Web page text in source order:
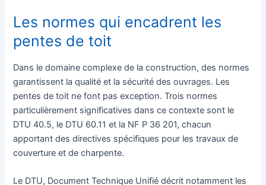
Les normes qui encadrent les
pentes de toit
Dans le domaine complexe de la construction, des normes
garantissent la qualité et la sécurité des ouvrages. Les
pentes de toit ne font pas exception. Trois normes
particulièrement significatives dans ce contexte sont le
DTU 40.5, le DTU 60.11 et la NF P 36 201, chacun
apportant des directives spécifiques pour les travaux de
couverture et de charpente.
Le DTU, Document Technique Unifié décrit notamment les